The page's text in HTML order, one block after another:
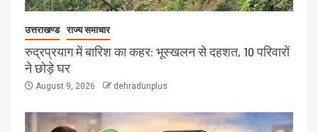
उत्तराखण्ड राज्य समाचार
रुद्रप्रयाग में बारिश का कहर: भूस्खलन से दहशत, 10 परिवारों
ने छोड़े घर
August 9, 2026 dehradunplus